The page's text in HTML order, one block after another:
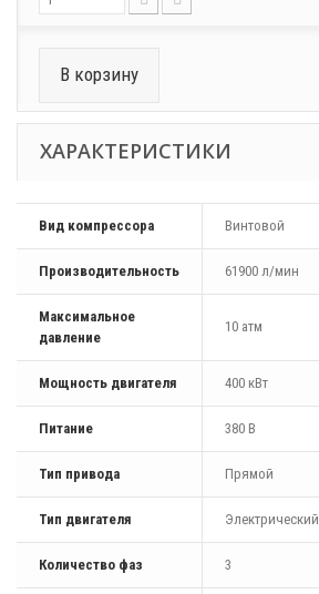
В корзину
ХАРАКТЕРИСТИКИ
Вид компрессора Винтовой
Производительность 61900 л/мин
Максимальное
давление
10 атм
Мощность двигателя 400 кВт
Питание 380 В
Тип привода Прямой
Тип двигателя Электрический
Количество фаз 3